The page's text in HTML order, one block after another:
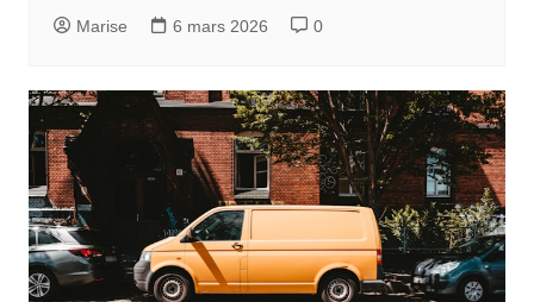
Marise 6 mars 2026 0